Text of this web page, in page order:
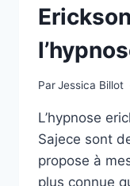
ParJessica Billot
L’hypnose
Sajece sont
propose à
plus connue